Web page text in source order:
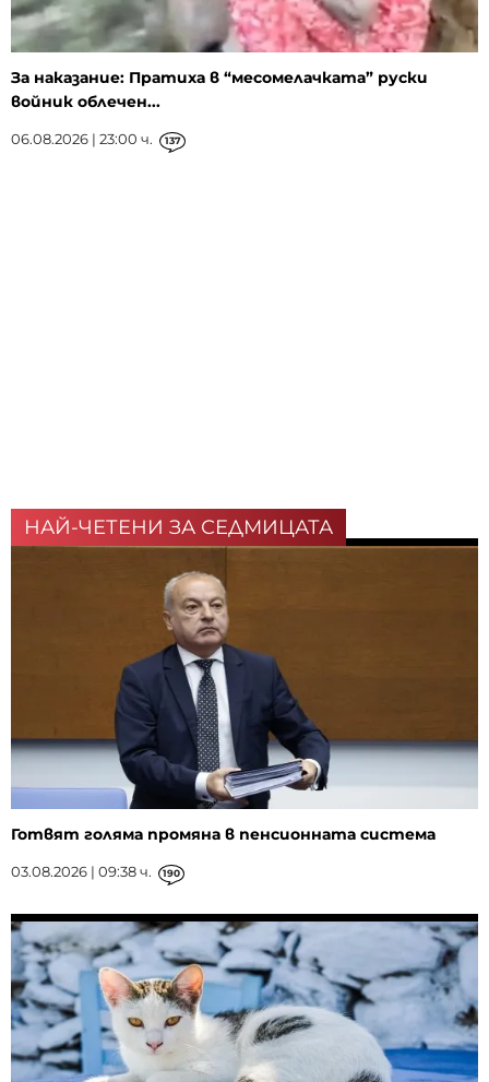
За наказание: Пратиха в “месомелачката” руски
войник облечен...
06.08.2026 | 23:00 ч. 137
НАЙ-ЧЕТЕНИ ЗА СЕДМИЦАТА
Готвят голяма промяна в пенсионната система
03.08.2026 | 09:38 ч. 190